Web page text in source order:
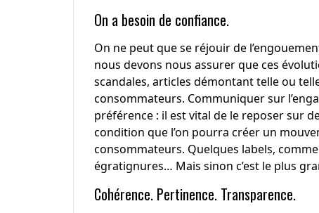
On a besoin de confiance.
On ne peut que se réjouir de
nous devons nous assurer que ces
scandales, articles démontant telle ou
consommateurs. Communiquer sur
préférence : il est vital de le reposer sur
condition que l’on pourra créer un
consommateurs. Quelques labels,
égratignures… Mais sinon c’est le plus
Cohérence. Pertinence. Transparence.